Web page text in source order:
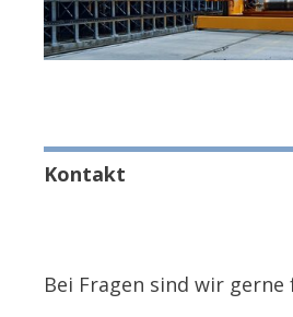
Kontakt
Bei Fragen sind wir gerne